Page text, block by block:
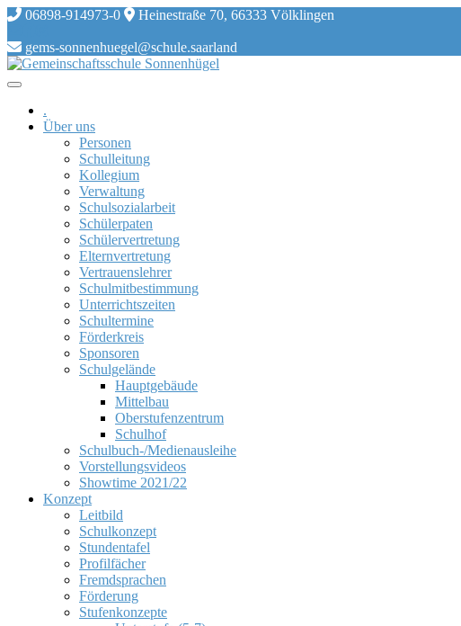
Skip
content
06898-914973-0 Heinestraße 70, 66333 Völklingen
gems-sonnenhuegel@schule.saarland
.
Über uns
Personen
Schulleitung
Kollegium
Verwaltung
Schulsozialarbeit
Schülerpaten
Schülervertretung
Elternvertretung
Vertrauenslehrer
Schulmitbestimmung
Unterrichtszeiten
Schultermine
Förderkreis
Sponsoren
Schulgelände
Hauptgebäude
Mittelbau
Oberstufenzentrum
Schulhof
Schulbuch-/Medienausleihe
Vorstellungsvideos
Showtime 2021/22
Konzept
Leitbild
Schulkonzept
Stundentafel
Profilfächer
Fremdsprachen
Förderung
Stufenkonzepte